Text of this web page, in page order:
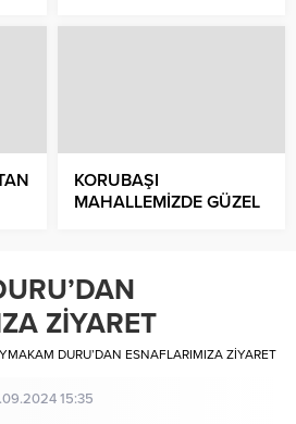
KORUBAŞI
MAHALLEMİZDE GÜZEL
ZİYARET
DURU’DAN ESNAFLARIMIZA ZİYARET
15:35